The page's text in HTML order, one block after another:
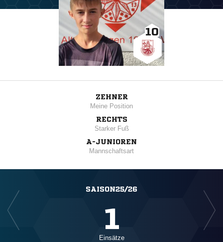
10
ZEHNER
Meine Position
RECHTS
Starker Fuß
A-JUNIOREN
Mannschaftsart
SAISON25/26
1
Einsätze